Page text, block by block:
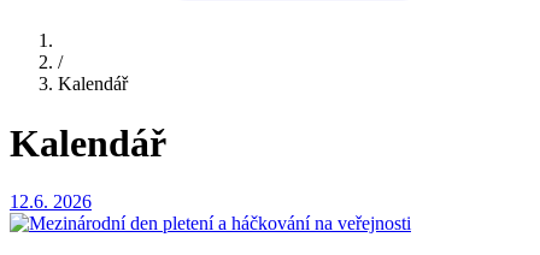
/
Kalendář
Kalendář
12.6. 2026